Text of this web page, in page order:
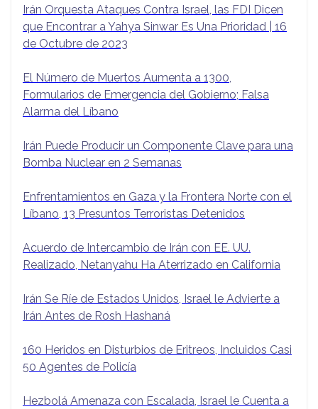
Irán Orquesta Ataques Contra Israel, las FDI Dicen
que Encontrar a Yahya Sinwar Es Una Prioridad | 16
de Octubre de 2023
El Número de Muertos Aumenta a 1300,
Formularios de Emergencia del Gobierno; Falsa
Alarma del Líbano
Irán Puede Producir un Componente Clave para una
Bomba Nuclear en 2 Semanas
Enfrentamientos en Gaza y la Frontera Norte con el
Líbano, 13 Presuntos Terroristas Detenidos
Acuerdo de Intercambio de Irán con EE. UU.
Realizado, Netanyahu Ha Aterrizado en California
Irán Se Ríe de Estados Unidos, Israel le Advierte a
Irán Antes de Rosh Hashaná
160 Heridos en Disturbios de Eritreos, Incluidos Casi
50 Agentes de Policía
Hezbolá Amenaza con Escalada, Israel le Cuenta a